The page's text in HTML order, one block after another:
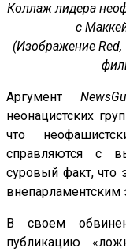
Коллаж лидера
с
(Изображение Red,
Аргумент
неонацистских
что
справляются с
суровый факт, что
внепарламентским
В своем
публикацию